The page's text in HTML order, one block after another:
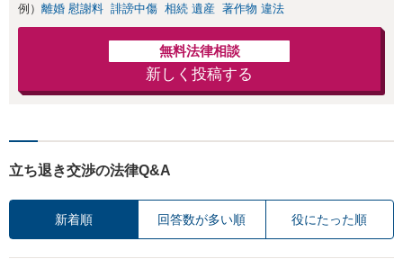
例） 離婚 慰謝料 誹謗中傷 相続 遺産 著作物 違法
無料法律相談
新しく投稿する
立ち退き交渉の法律Q&A
新着順 回答数が多い順 役にたった順